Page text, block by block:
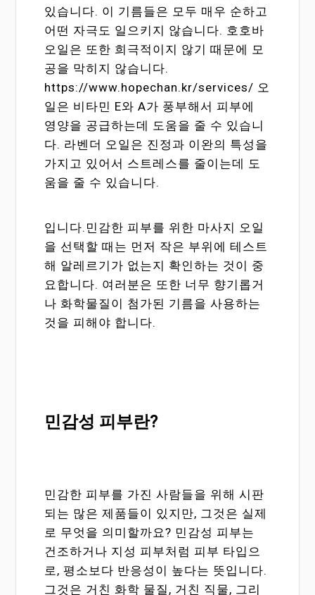
있습니다. 이 기름들은 모두 매우 순하고
어떤 자극도 일으키지 않습니다. 호호바
오일은 또한 희극적이지 않기 때문에 모
공을 막히지 않습니다.
https://www.hopechan.kr/services/ 오
일은 비타민 E와 A가 풍부해서 피부에
영양을 공급하는데 도움을 줄 수 있습니
다. 라벤더 오일은 진정과 이완의 특성을
가지고 있어서 스트레스를 줄이는데 도
움을 줄 수 있습니다.
입니다.민감한 피부를 위한 마사지 오일
을 선택할 때는 먼저 작은 부위에 테스트
해 알레르기가 없는지 확인하는 것이 중
요합니다. 여러분은 또한 너무 향기롭거
나 화학물질이 첨가된 기름을 사용하는
것을 피해야 합니다.
민감성 피부란?
민감한 피부를 가진 사람들을 위해 시판
되는 많은 제품들이 있지만, 그것은 실제
로 무엇을 의미할까요? 민감성 피부는
건조하거나 지성 피부처럼 피부 타입으
로, 평소보다 반응성이 높다는 뜻입니다.
그것은 거친 화학 물질, 거친 직물, 그리